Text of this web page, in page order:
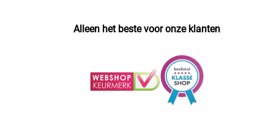
Alleen het beste voor onze klanten